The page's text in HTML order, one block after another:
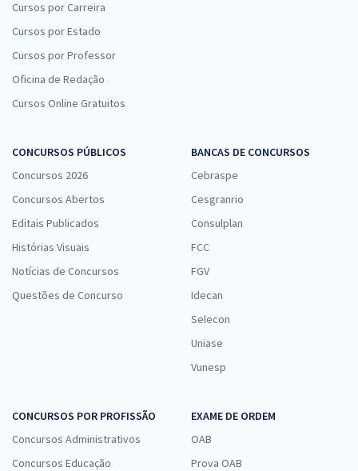
Cursos por Carreira
Cursos por Estado
Cursos por Professor
Oficina de Redação
Cursos Online Gratuitos
CONCURSOS PÚBLICOS
Concursos 2026
Concursos Abertos
Editais Publicados
Histórias Visuais
Notícias de Concursos
Questões de Concurso
BANCAS DE CONCURSOS
Cebraspe
Cesgranrio
Consulplan
FCC
FGV
Idecan
Selecon
Uniase
Vunesp
CONCURSOS POR PROFISSÃO
Concursos Administrativos
Concursos Educação
EXAME DE ORDEM
OAB
Prova OAB